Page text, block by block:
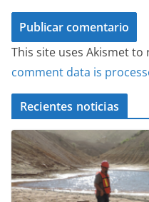
This site uses Akismet to
comment data is
Recientes noticias